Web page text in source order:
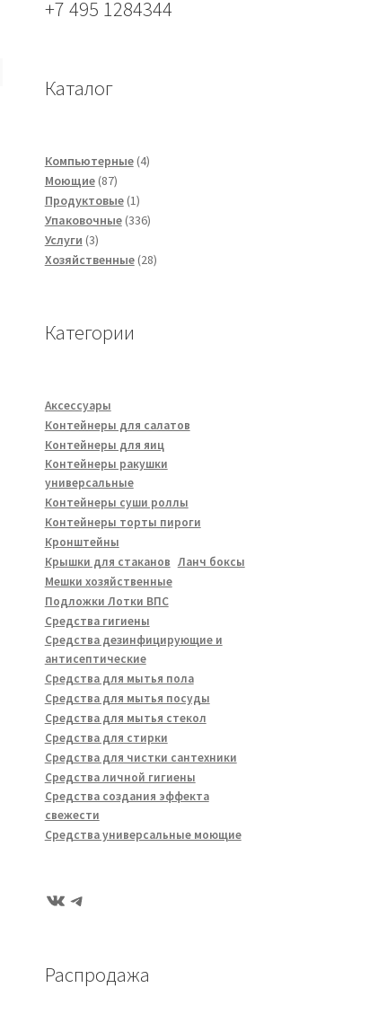
+7 495 1284344
Каталог
Компьютерные 44
Моющие 8787
товаров
Продуктовые 11
товар
Упаковочные 336336
Услуги 33
товара
Хозяйственные 2828
Категории
Аксессуары
Контейнеры для салатов
Контейнеры для яиц
Контейнеры ракушки
универсальные
Контейнеры суши роллы
Контейнеры торты пироги
Кронштейны
Крышки для стаканов Ланч боксы
Мешки хозяйственные
Подложки Лотки ВПС
Средства гигиены
Средства дезинфицирующие и
антисептические
Средства для мытья пола
Средства для мытья посуды
Средства для мытья стекол
Средства для стирки
Средства для чистки сантехники
Средства личной гигиены
Средства создания эффекта
свежести
Средства универсальные моющие
ВКонтакте
Telegram
Распродажа